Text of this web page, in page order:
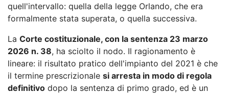
quell'intervallo: quella della legge Orlando, che era
formalmente stata superata, o quella successiva.
La Corte costituzionale, con la sentenza 23 marzo
2026 n. 38, ha sciolto il nodo. Il ragionamento è
lineare: il risultato pratico dell'impianto del 2021 è che
il termine prescrizionale si arresta in modo di regola
definitivo dopo la sentenza di primo grado, ed è un